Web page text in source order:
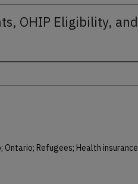
OHIP Eligibility, and
Refugees; Health insurance